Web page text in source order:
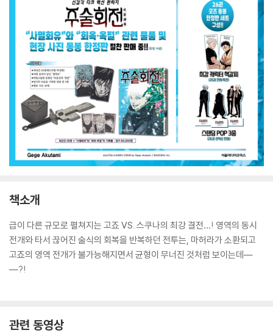
책소개
급이 다른 규모로 펼쳐지는 고죠 VS. 스쿠나의 최강 결전…! 영역의 동시
전개와 타서 끊어진 술식의 회복을 반복하던 전투는, 마허라가 소환되고
고죠의 영역 전개가 불가능해지면서 균형이 무너진 것처럼 보이는데―
―?!
관련 동영상